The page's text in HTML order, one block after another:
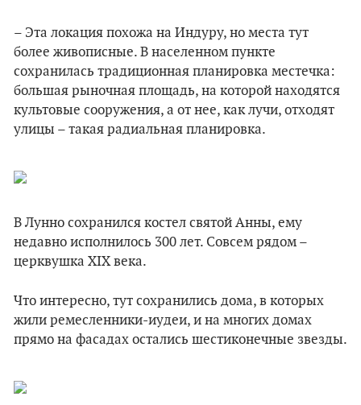
– Эта локация похожа на Индуру, но места тут
более живописные. В населенном пункте
сохранилась традиционная планировка местечка:
большая рыночная площадь, на которой находятся
культовые сооружения, а от нее, как лучи, отходят
улицы – такая радиальная планировка.
В Лунно сохранился костел святой Анны, ему
недавно исполнилось 300 лет. Совсем рядом –
церквушка XIX века.
Что интересно, тут сохранились дома, в которых
жили ремесленники-иудеи, и на многих домах
прямо на фасадах остались шестиконечные звезды.